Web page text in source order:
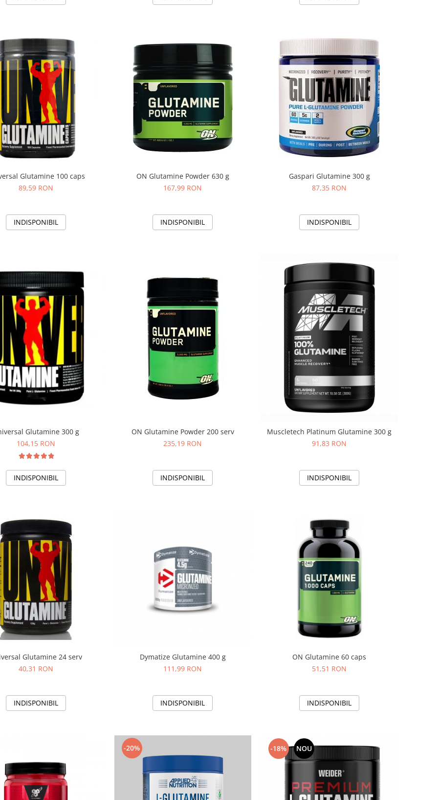
Glutamine 100 caps
89,59 RON
INDISPONIBIL
ON Glutamine Powder 630 g
167,99 RON
INDISPONIBIL
Gaspari Glutamine 300 g
87,35 RON
INDISPONIBIL
Glutamine 300 g
104,15 RON
INDISPONIBIL
ON Glutamine Powder 200 serv
235,19 RON
INDISPONIBIL
Muscletech Platinum Glutamine 300 g
91,83 RON
INDISPONIBIL
Glutamine 24 serv
40,31 RON
INDISPONIBIL
Dymatize Glutamine 400 g
111,99 RON
INDISPONIBIL
ON Glutamine 60 caps
51,51 RON
INDISPONIBIL
-20% -18% NOU